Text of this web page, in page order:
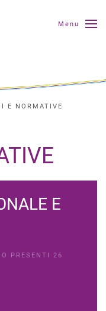
Menu
E NORMATIVE
E
PRESENTI 26